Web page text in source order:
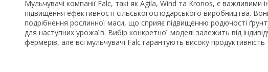
Мульчувачі компанії Falc, такі як Agila, Wind та Kronos, є важливими
підвищення ефективності сільськогосподарського виробництва.
подрібнення рослинної маси, що сприяє підвищенню родючості
для наступних урожаїв. Вибір конкретної моделі залежить від
фермерів, але всі мульчувачі Falc гарантують високу продуктивність